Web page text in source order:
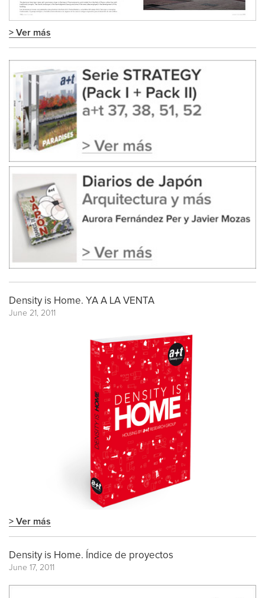
> Ver más
Density is Home. YA A LA VENTA
June 21, 2011
> Ver más
Density is Home. Índice de proyectos
June 17, 2011